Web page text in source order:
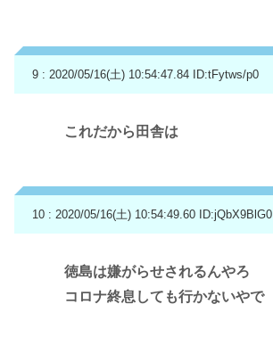
9 : 2020/05/16(土) 10:54:47.84 ID:tFytws/p0
これだから田舎は
10 : 2020/05/16(土) 10:54:49.60 ID:jQbX9BlG0
徳島は嫌がらせされるんやろ
コロナ終息しても行かないやで